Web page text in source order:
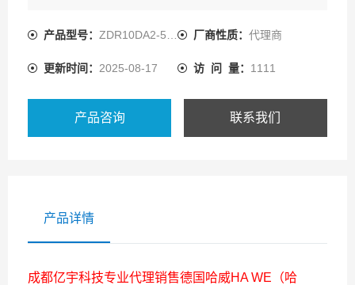
产品型号： ZDR10DA2-5X/210YMV 厂商性质： 代理商
更新时间： 2025-08-17 访 问 量： 1111
产品咨询 联系我们
产品详情
成都亿宇科技专业代理销售德国哈威HA WE（哈